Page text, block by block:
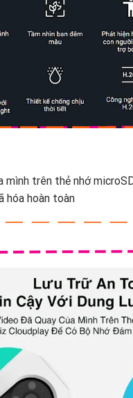
trên thẻ nhớ
hóa hoàn toàn